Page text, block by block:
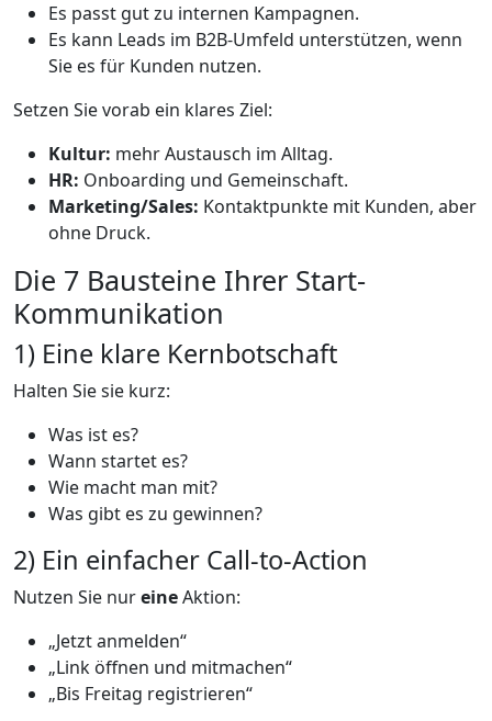
Es passt gut zu internen Kampagnen.
Es kann Leads im B2B-Umfeld unterstützen, wenn
Sie es für Kunden nutzen.
Setzen Sie vorab ein klares Ziel:
Kultur: mehr Austausch im Alltag.
HR: Onboarding und Gemeinschaft.
Marketing/Sales: Kontaktpunkte mit Kunden, aber
ohne Druck.
Die 7 Bausteine Ihrer Start-
Kommunikation
1) Eine klare Kernbotschaft
Halten Sie sie kurz:
Was ist es?
Wann startet es?
Wie macht man mit?
Was gibt es zu gewinnen?
2) Ein einfacher Call-to-Action
Nutzen Sie nureineAktion:
„Jetzt anmelden“
„Link öffnen und mitmachen“
„Bis Freitag registrieren“